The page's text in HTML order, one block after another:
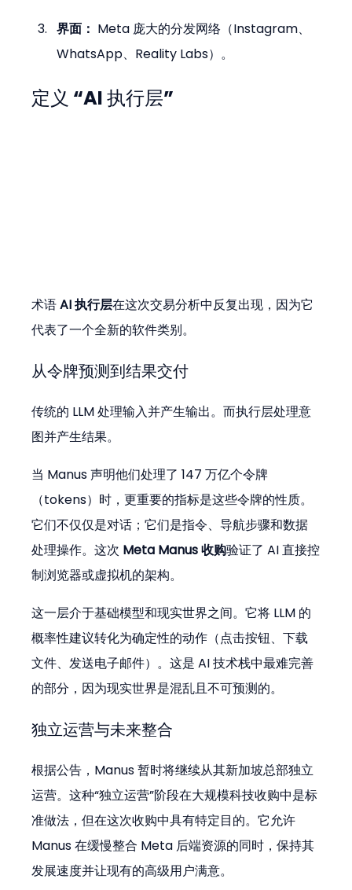
界面： Meta 庞大的分发网络（Instagram、
WhatsApp、Reality Labs）。
定义 “AI 执行层”
术语 AI 执行层在这次交易分析中反复出现，因为它
代表了一个全新的软件类别。
从令牌预测到结果交付
传统的 LLM 处理输入并产生输出。而执行层处理意
图并产生结果。
当 Manus 声明他们处理了 147 万亿个令牌
（tokens）时，更重要的指标是这些令牌的性质。
它们不仅仅是对话；它们是指令、导航步骤和数据
处理操作。这次 Meta Manus 收购验证了 AI 直接控
制浏览器或虚拟机的架构。
这一层介于基础模型和现实世界之间。它将 LLM 的
概率性建议转化为确定性的动作（点击按钮、下载
文件、发送电子邮件）。这是 AI 技术栈中最难完善
的部分，因为现实世界是混乱且不可预测的。
独立运营与未来整合
根据公告，Manus 暂时将继续从其新加坡总部独立
运营。这种“独立运营”阶段在大规模科技收购中是标
准做法，但在这次收购中具有特定目的。它允许
Manus 在缓慢整合 Meta 后端资源的同时，保持其
发展速度并让现有的高级用户满意。